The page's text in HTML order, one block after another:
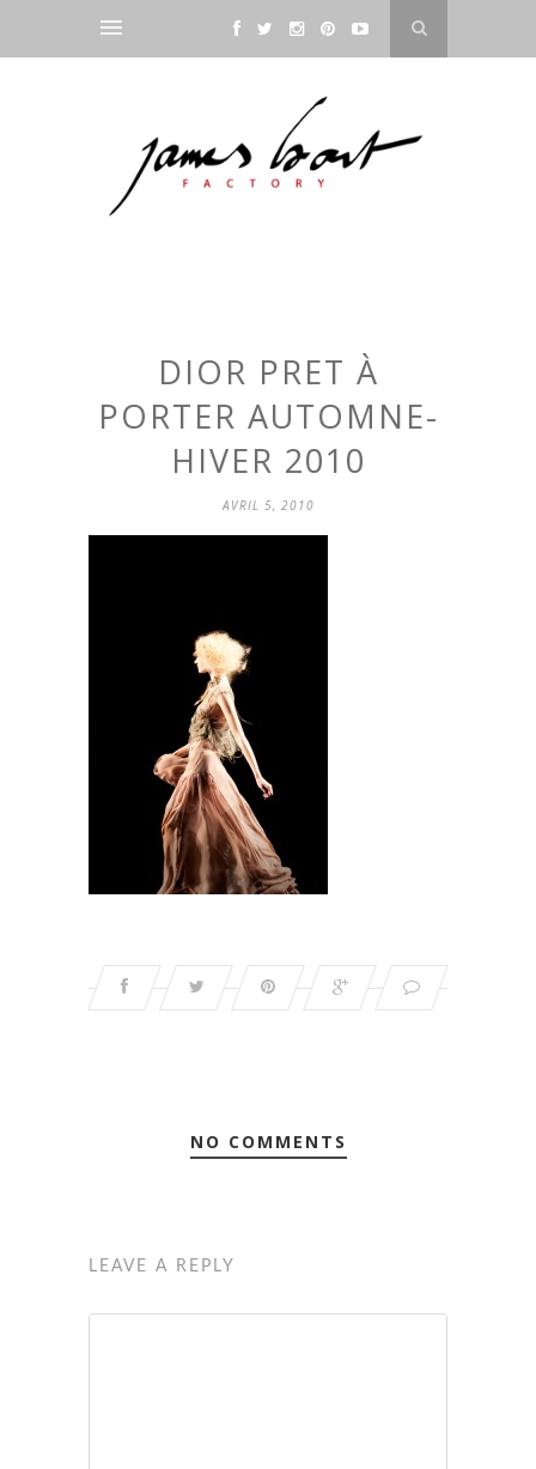
DIOR PRET À
PORTER AUTOMNE-
HIVER 2010
AVRIL 5, 2010
NO COMMENTS
LEAVE A REPLY